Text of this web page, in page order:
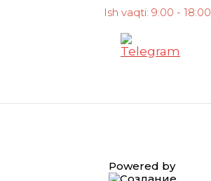
Ish vaqti: 9:00 - 18:00
Powered by